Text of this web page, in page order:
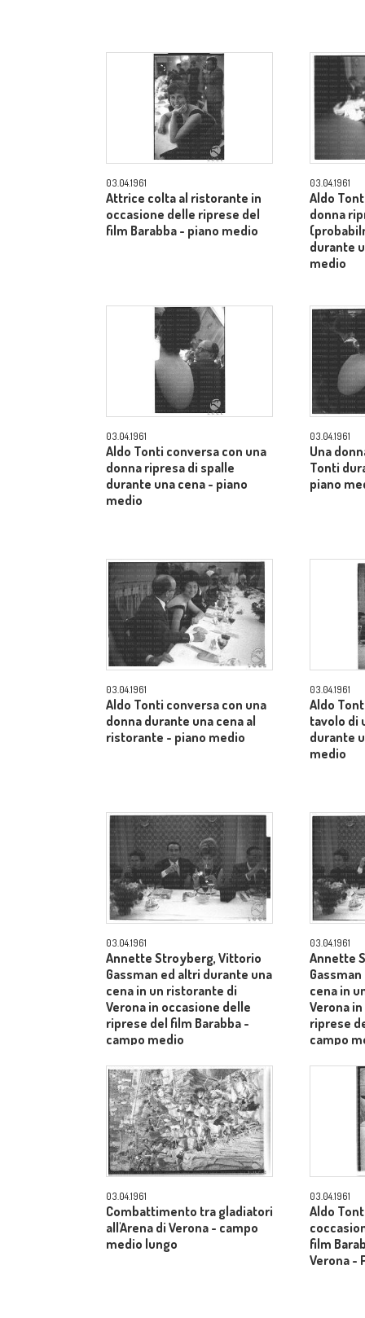
03.04.1961
Attrice colta al ristorante in
occasione delle riprese del
film Barabba - piano medio
03.04.1961
Aldo
donna
durante
medio
03.04.1961
Aldo Tonti conversa con una
donna ripresa di spalle
durante una cena - piano
medio
03.04.1961
Una
Tonti
piano
03.04.1961
Aldo Tonti conversa con una
donna durante una cena al
ristorante - piano medio
03.04.1961
Aldo
tavolo di
durante
medio
03.04.1961
Annette Stroyberg, Vittorio
Gassman ed altri durante una
cena in un ristorante di
Verona in occasione delle
riprese del film Barabba -
campo medio
03.04.1961
Annette
cena in
Verona
riprese
campo
03.04.1961
Combattimento tra gladiatori
all'Arena di Verona - campo
medio lungo
03.04.1961
Aldo
film
Verona -